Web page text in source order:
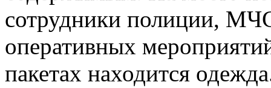
сотрудники полиции,
оперативных
пакетах находится